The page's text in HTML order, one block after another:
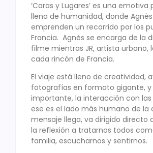
‘Caras y Lugares’ es una emotiva
llena de humanidad, donde Agnès
emprenden un recorrido por los
Francia. Agnès se encarga de la
filme mientras JR, artista urbano,
cada rincón de Francia.
El viaje está lleno de creatividad,
fotografías en formato gigante, y
importante, la interacción con las
ese es el lado más humano de la
mensaje llega, va dirigido directo
la reflexión a tratarnos todos
familia, escucharnos y sentirnos.